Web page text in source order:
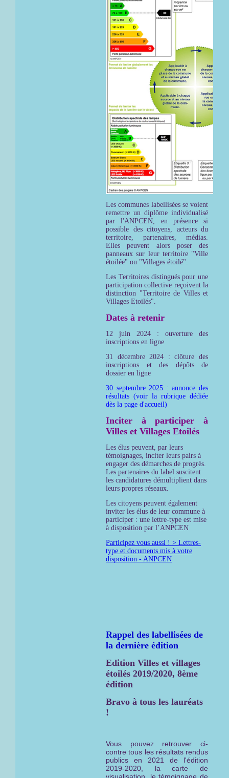
Les communes labellisées se voient
remettre un diplôme individualisé
par l'ANPCEN, en présence si
possible des citoyens, acteurs du
territoire, partenaires, médias.
Elles peuvent alors poser des
panneaux sur leur territoire "Ville
étoilée" ou "Villages étoilé".
Les Territoires distingués pour une
participation collective reçoivent la
distinction "Territoire de Villes et
Villages Etoilés".
Dates à retenir
12 juin 2024 : ouverture des
inscriptions en ligne
31 décembre 2024 : clôture des
inscriptions et des dépôts de
dossier en ligne
30 septembre 2025 : annonce des
résultats (voir la rubrique dédiée
dès la page d'accueil)
Inciter à participer à
Villes et Villages Etoilés
Les élus peuvent, par leurs
témoignages, inciter leurs pairs à
engager des démarches de progrès.
Les partenaires du label suscitent
les candidatures démultiplient dans
leurs propres réseaux.
Les citoyens peuvent également
inviter les élus de leur commune à
participer : une lettre-type est mise
à disposition par l’ANPCEN
Participez vous aussi ! > Lettres-
type et documents mis à votre
disposition - ANPCEN
Rappel des labellisées de
la dernière édition
Edition Villes et villages
étoilés 2019/2020, 8ème
édition
Bravo à tous les lauréats
!
Vous pouvez retrouver ci-
contre tous les résultats rendus
publics en 2021 de l'édition
2019-2020, la carte de